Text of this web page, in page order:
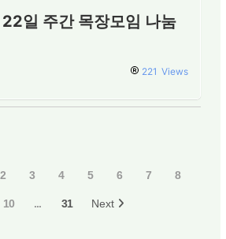
일 주간 목장모임 나눔
221 Views
2 3 4 5 6 7 8
10 ... 31 Next